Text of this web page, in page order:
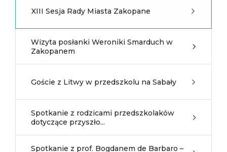
XIII Sesja Rady Miasta Zakopane
Wizyta posłanki Weroniki Smarduch w
Zakopanem
Goście z Litwy w przedszkolu na Sabały
Spotkanie z rodzicami przedszkolaków
dotyczące przyszło...
Spotkanie z prof. Bogdanem de Barbaro –